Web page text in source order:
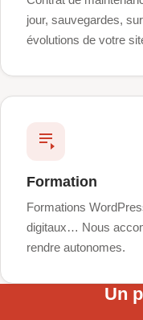
jour, sauvegardes,
évolutions de votre
Formation
Formations
digitaux… Nous
rendre autonomes.
Un